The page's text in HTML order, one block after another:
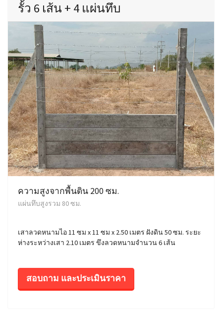
รั้ว 6 เส้น + 4 แผ่นทึบ
ความสูงจากพื้นดิน 200 ซม.
แผ่นทึบสูงรวม 80 ซม.
เสาลวดหนามไอ 11 ซม x 11 ซม x 2.50 เมตร ฝังดิน 50 ซม. ระยะ
ห่างระหว่างเสา 2.10 เมตร ขึงลวดหนามจำนวน 6 เส้น
สอบถาม และประเมินราคา